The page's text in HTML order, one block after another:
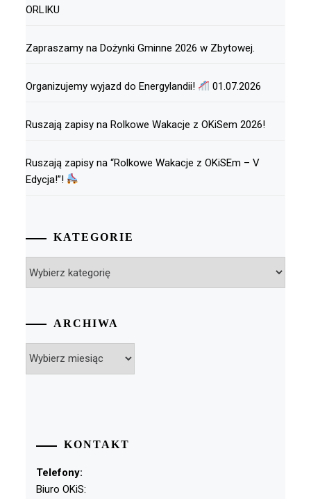
ORLIKU
Zapraszamy na Dożynki Gminne 2026 w Zbytowej.
Organizujemy wyjazd do Energylandii! 01.07.2026
Ruszają zapisy na Rolkowe Wakacje z OKiSem 2026!
Ruszają zapisy na “Rolkowe Wakacje z OKiSEm – V
Edycja!”!
KATEGORIE
ARCHIWA
KONTAKT
Telefony:
Biuro OKiS: